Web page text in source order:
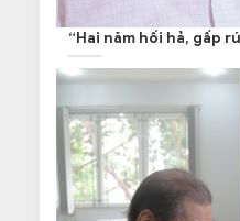
“Hai năm hối hả, gấp